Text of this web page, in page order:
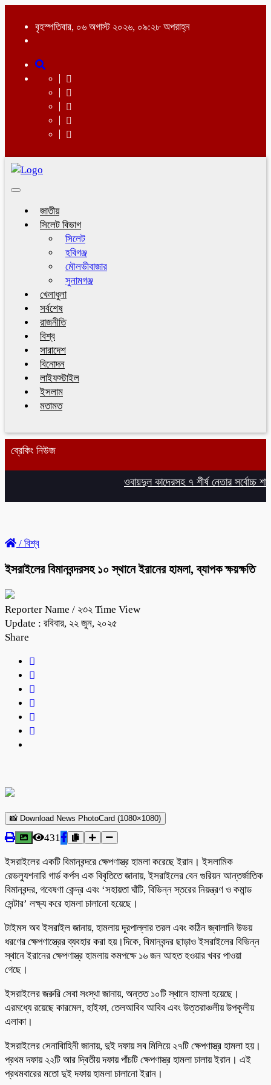
বৃহস্পতিবার, ০৬ অগাস্ট ২০২৬, ০৯:২৮ অপরাহ্ন
Toggle
জাতীয়
সিলেট বিভাগ
সিলেট
হবিগঞ্জ
মৌলভীবাজার
সুনামগঞ্জ
খেলাধুলা
সর্বশেষ
রাজনীতি
বিশ্ব
সারাদেশ
বিনোদন
লাইফস্টাইল
ইসলাম
মতামত
ব্রেকিং নিউজ
ওবায়দুল কাদেরসহ ৭ শীর্ষ নেতার সর্বোচ্চ
/ বিশ্ব
ইসরাইলের বিমানবন্দরসহ ১০ স্থানে ইরানের হামলা, ব্যাপক ক্ষয়ক্ষতি
Reporter Name / ২৩২ Time View
Update : রবিবার, ২২ জুন, ২০২৫
Share
📸 Download News PhotoCard (1080×1080)
431
ইসরাইলের একটি বিমানবন্দরে ক্ষেপণাস্ত্র হামলা করেছে ইরান। ইসলামিক
রেভল্যুশনারি গার্ড কর্পস এক বিবৃতিতে জানায়, ইসরাইলের বেন গুরিয়ন আন্তর্জাতিক
বিমানবন্দর, গবেষণা কেন্দ্র এবং ‘সহায়তা ঘাঁটি, বিভিন্ন স্তরের নিয়ন্ত্রণ ও কমান্ড
সেন্টার’ লক্ষ্য করে হামলা চালানো হয়েছে।
টাইমস অব ইসরাইল জানায়, হামলায় দূরপাল্লার তরল এবং কঠিন জ্বালানি উভয়
ধরণের ক্ষেপণাস্ত্রের ব্যবহার করা হয়।দিকে, বিমানবন্দর ছাড়াও ইসরাইলের বিভিন্ন
স্থানে ইরানের ক্ষেপণাস্ত্র হামলায় কমপক্ষে ১৬ জন আহত হওয়ার খবর পাওয়া
গেছে।
ইসরাইলের জরুরি সেবা সংস্থা জানায়, অন্তত ১০টি স্থানে হামলা হয়েছে।
এরমধ্যে রয়েছে কারমেল, হাইফা, তেলআবিব আবিব এবং উত্তরাঞ্চলীয় উপকূলীয়
এলাকা।
ইসরাইলের সেনাবিাহিনী জানায়, দুই দফায় সব মিলিয়ে ২৭টি ক্ষেপণাস্ত্র হামলা হয়।
প্রথম দফায় ২২টি আর দ্বিতীয় দফায় পাঁচটি ক্ষেপণাস্ত্র হামলা চালায় ইরান। এই
প্রথমবারের মতো দুই দফায় হামলা চালানো ইরান।